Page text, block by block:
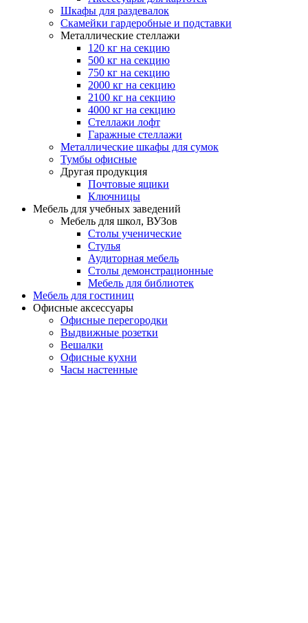
Шкафы для раздевалок
Скамейки гардеробные и подставки
Металлические стеллажи
120 кг на секцию
500 кг на секцию
750 кг на секцию
2000 кг на секцию
2100 кг на секцию
4000 кг на секцию
Стеллажи лофт
Гаражные стеллажи
Металлические шкафы для сумок
Тумбы офисные
Другая продукция
Почтовые ящики
Ключницы
Мебель для учебных заведений
Мебель для школ, ВУЗов
Столы ученические
Стулья
Аудиторная мебель
Столы демонстрационные
Мебель для библиотек
Мебель для гостиниц
Офисные аксессуары
Офисные перегородки
Выдвижные розетки
Вешалки
Офисные кухни
Часы настенные